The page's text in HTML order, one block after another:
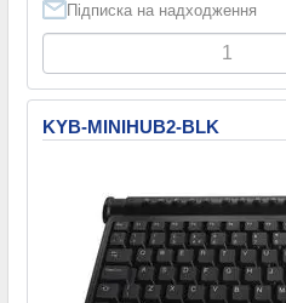
Підписка на надходження
KYB-MINIHUB2-BLK